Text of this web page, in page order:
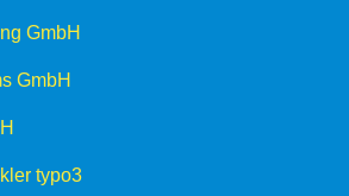
GmbH
GmbH
typo3